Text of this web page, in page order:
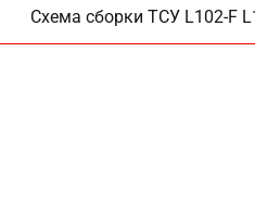
Схема сборки ТСУ L102-F